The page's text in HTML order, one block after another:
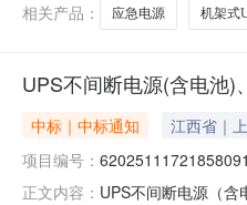
相关产品：
应急电源 机架式
UPS不间断电源(含电池)
中标｜中标通知 江西省｜
项目编号： 62025111721858091
正文内容： UPS不间断电源（